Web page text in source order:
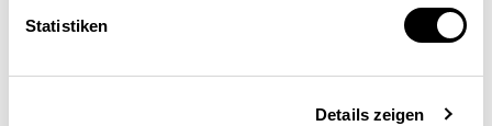
Statistiken
Details zeigen